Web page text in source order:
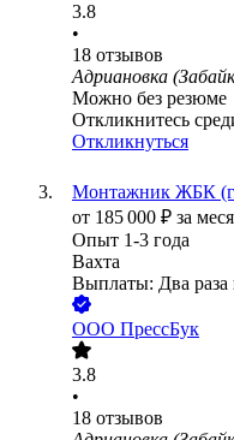
3.8
•
18 отзывов
Адриановка
Можно без резюме
Откликнитесь
Откликнуться
Монтажник ЖБК
от 185 000 ₽ за
Опыт 1-3 года
Вахта
Выплаты: Два раза
ООО ПрессБук
3.8
•
18 отзывов